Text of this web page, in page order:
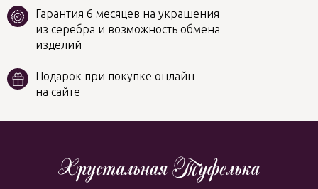
Гарантия 6 месяцев на украшения
из серебра и возможность обмена
изделий
Подарок при покупке онлайн
на сайте